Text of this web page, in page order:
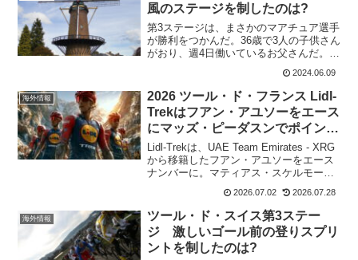
風のステージを制したのは?
第3ステージは、まさかのマアチュア選手
が勝利をつかんだ。36歳で3人の子供さん
がおり、週4日働いているお父さんだ。こ
白い。ただ、これでプロライダーは勝利
が一つ減ったのは間違いない。今日は、
しっかりとコント...
2024.06.09
海外情報
2026 ツール・ド・フランス Lidl-
Trekはフアン・アユソーをエース
にマッズ・ピーダスンでポイント
賞狙い
Lidl-Trekは、UAE Team Emirates - XRG
から移籍したフアン・アユソーをエース
ナンバーに。マティアス・スケルモース
イェンセンとダブルエース体制となる。
レースは何があるかわからないので、マ
ティアス・スケルモースイェン...
2026.07.02 2026.07.28
海外情報
ツール・ド・スイス第3ステー
ジ 激しいゴール前の登りスプリ
ントを制したのは?